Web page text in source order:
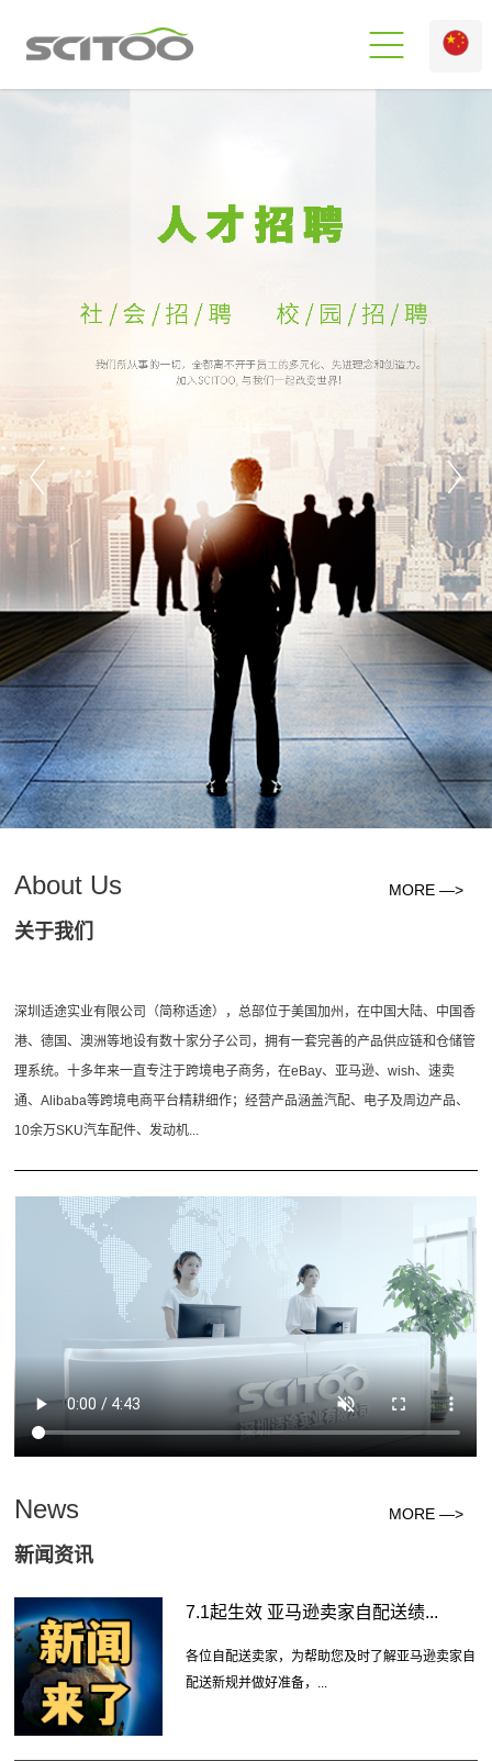
About Us
关于我们
MORE —>
深圳适途实业有限公司（简称适途），总部位于美国加州，在中国大陆、中国香
港、德国、澳洲等地设有数十家分子公司，拥有一套完善的产品供应链和仓储管
理系统。十多年来一直专注于跨境电子商务，在eBay、亚马逊、wish、速卖
通、Alibaba等跨境电商平台精耕细作；经营产品涵盖汽配、电子及周边产品、
10余万SKU汽车配件、发动机...
News
新闻资讯
MORE —>
7.1起生效 亚马逊卖家自配送绩...
各位自配送卖家，为帮助您及时了解亚马逊卖家自
配送新规并做好准备，...